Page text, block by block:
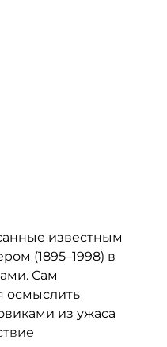
известным
(1895–1998) в
Сам
осмыслить
из ужаса